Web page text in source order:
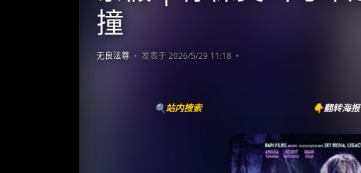
撞
无良法尊 发表于 2026/5/29 11:18
🔍站内搜索 👇翻转海报
《Sebelum Dijemput Nenek》
⭐
收藏